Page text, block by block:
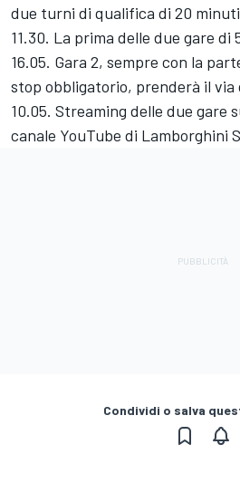
due turni di qualifica di 20
11.30. La prima delle due gare
16.05. Gara 2, sempre con la
stop obbligatorio, prenderà il via
10.05. Streaming delle due gare
canale YouTube di Lamborghini
Condividi o salva